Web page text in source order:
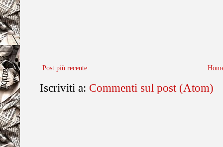
Post più recente
Iscriviti a: Commenti sul post (Atom)